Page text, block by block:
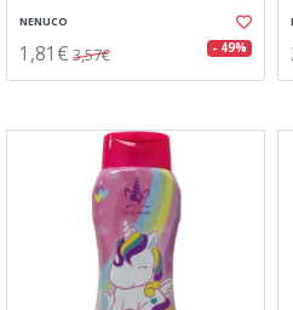
NENUCO
1,81€ 3,57€ - 49%